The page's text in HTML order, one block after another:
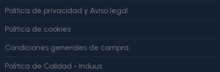
Política de privacidad y Aviso legal
Política de cookies
Condiciones generales de compra
Política de Calidad - Induus